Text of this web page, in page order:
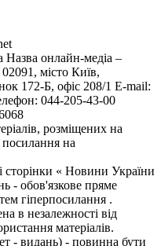
Назва онлайн-медіа –
місто Київ,
172-Б, офіс 208/1 E-mail:
044-205-43-00
розміщених на
посилання на
сторінки « Новини України
- обов'язкове пряме
гіперпосилання .
в незалежності від
матеріалів.
- видань) - повинна бути